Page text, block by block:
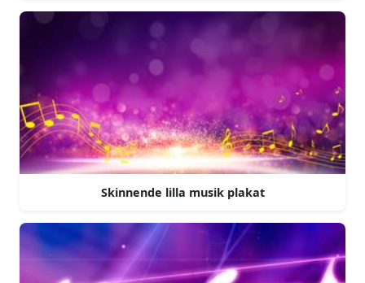
Skinnende lilla musik plakat